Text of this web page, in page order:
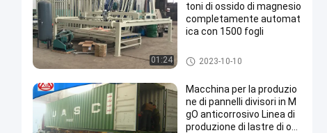
01:24
toni di ossido di magnesio
completamente automat
ica con 1500 fogli
linea di produzione di cartoni
di ossido di magnesio
2023-10-10
Macchina per la produzio
ne di pannelli divisori in M
gO anticorrosivo Linea di
produzione di lastre di os